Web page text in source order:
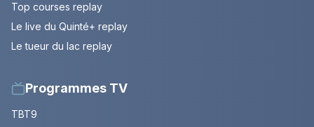
Top courses replay
Le live du Quinté+ replay
Le tueur du lac replay
Programmes TV
TBT9